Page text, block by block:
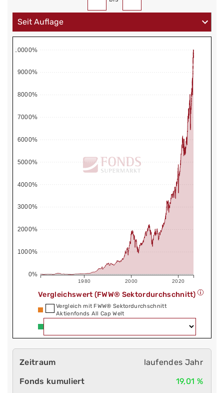
1980 2000 2020
0%
1000%
2000%
3000%
4000%
5000%
6000%
7000%
8000%
9000%
10000%
Vergleichswert (FWW® Sektordurchschnitt)
Vergleich mit FWW® Sektordurchschnitt
Aktienfonds All Cap Welt
laufendes Jahr
19,01 %